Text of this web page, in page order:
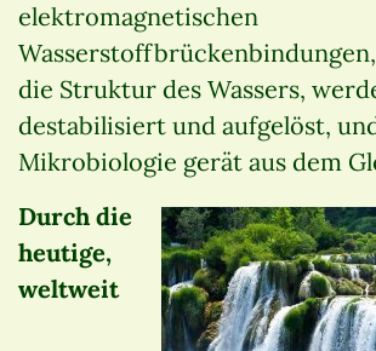
elektromagnetischen
die Struktur des Wassers,
destabilisiert und aufgelöst,
Mikrobiologie gerät aus dem
Durch die
heutige,
weltweit